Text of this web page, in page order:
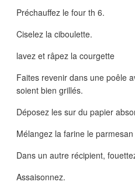
Préchauffez le four th 6.
Ciselez la ciboulette.
lavez et râpez la courgette
Faites revenir dans une poêle
soient bien grillés.
Déposez les sur du papier
Mélangez la farine le
Dans un autre récipient,
Assaisonnez.